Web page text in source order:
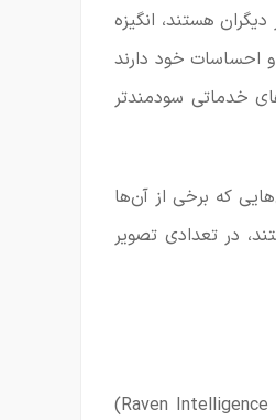
هستند، انگیزه
و احساسات خود دارند
خدماتی سودمندتر
که برخی از آن‌ها
در تعدادی تصویر
یکی از معتبرترین و مشهورترین تست هوش‌های تصویری تست هوش ریون (Raven Intelligence Test)